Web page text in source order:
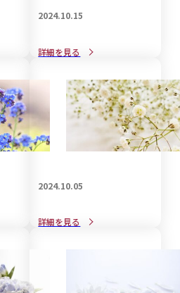
2024.10.15
赤ちゃん連れで葬儀に参列
詳細を見る
2024.10.05
孫として参列する場合の香
詳細を見る